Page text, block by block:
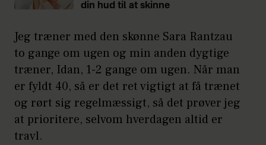
din hud til at skinne
Jeg træner med den skønne Sara Rantzau
to gange om ugen og min anden dygtige
træner, Idan, 1-2 gange om ugen. Når man
er fyldt 40, så er det ret vigtigt at få trænet
og rørt sig regelmæssigt, så det prøver jeg
at prioritere, selvom hverdagen altid er
travl.